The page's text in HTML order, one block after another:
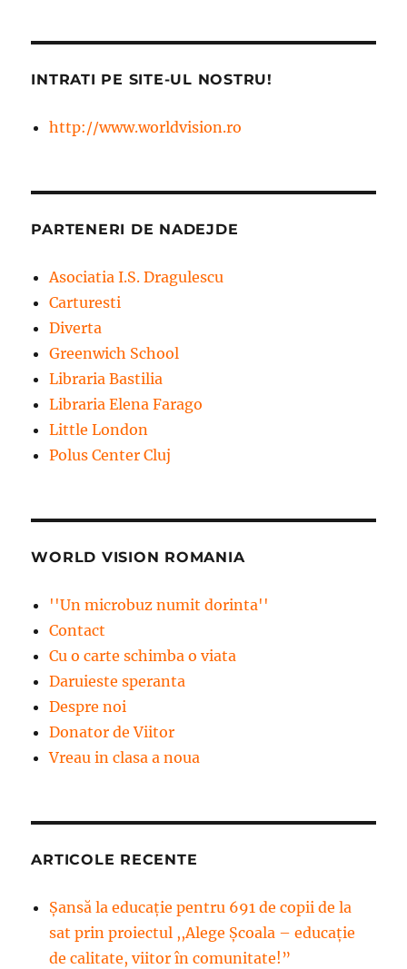
INTRATI PE SITE-UL NOSTRU!
http://www.worldvision.ro
PARTENERI DE NADEJDE
Asociatia I.S. Dragulescu
Carturesti
Diverta
Greenwich School
Libraria Bastilia
Libraria Elena Farago
Little London
Polus Center Cluj
WORLD VISION ROMANIA
''Un microbuz numit dorinta''
Contact
Cu o carte schimba o viata
Daruieste speranta
Despre noi
Donator de Viitor
Vreau in clasa a noua
ARTICOLE RECENTE
Șansă la educație pentru 691 de copii de la
sat prin proiectul ,,Alege Școala – educație
de calitate, viitor în comunitate!”